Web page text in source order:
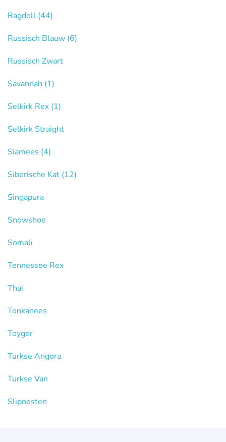
Ragdoll (44)
Russisch Blauw (6)
Russisch Zwart
Savannah (1)
Selkirk Rex (1)
Selkirk Straight
Siamees (4)
Siberische Kat (12)
Singapura
Snowshoe
Somali
Tennessee Rex
Thai
Tonkanees
Toyger
Turkse Angora
Turkse Van
Slipnesten